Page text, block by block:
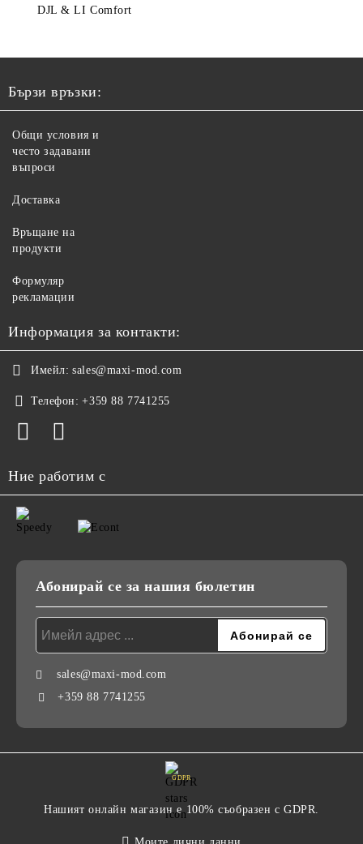
DJL & LI Comfort
Бързи връзки:
Общи условия и
често задавани
въпроси
Доставка
Връщане на
продукти
Формуляр
рекламации
Информация за контакти:
Имейл: sales@maxi-mod.com
Телефон: +359 88 7741255
Ние работим с
Абонирай се за нашия бюлетин
sales@maxi-mod.com
+359 88 7741255
GDPR
Нашият онлайн магазин е 100% съобразен с GDPR.